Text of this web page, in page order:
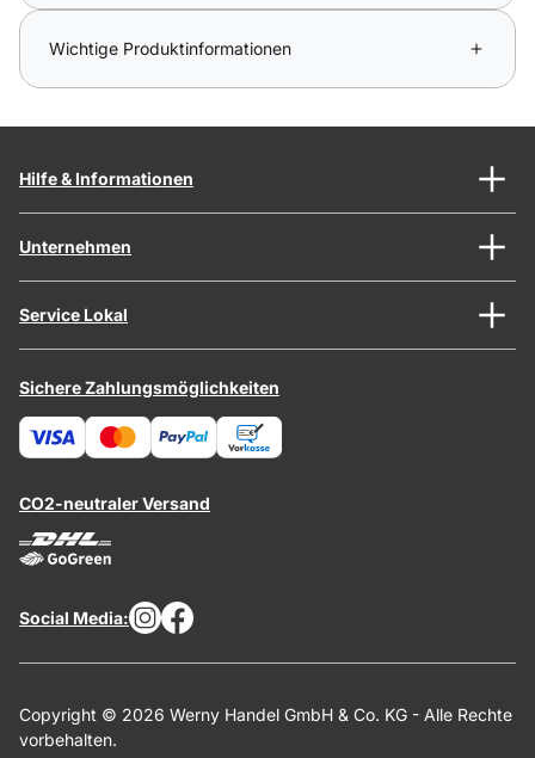
Wichtige Produktinformationen
Hilfe & Informationen
Unternehmen
Service Lokal
Sichere Zahlungsmöglichkeiten
CO2-neutraler Versand
Social Media:
Copyright © 2026 Werny Handel GmbH & Co. KG - Alle Rechte
vorbehalten.